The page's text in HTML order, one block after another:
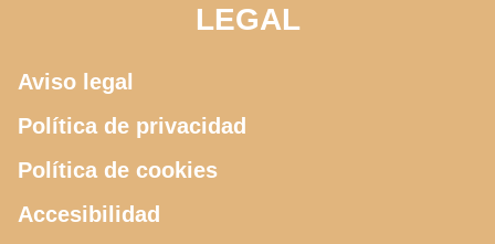
LEGAL
Aviso legal
Política de privacidad
Política de cookies
Accesibilidad